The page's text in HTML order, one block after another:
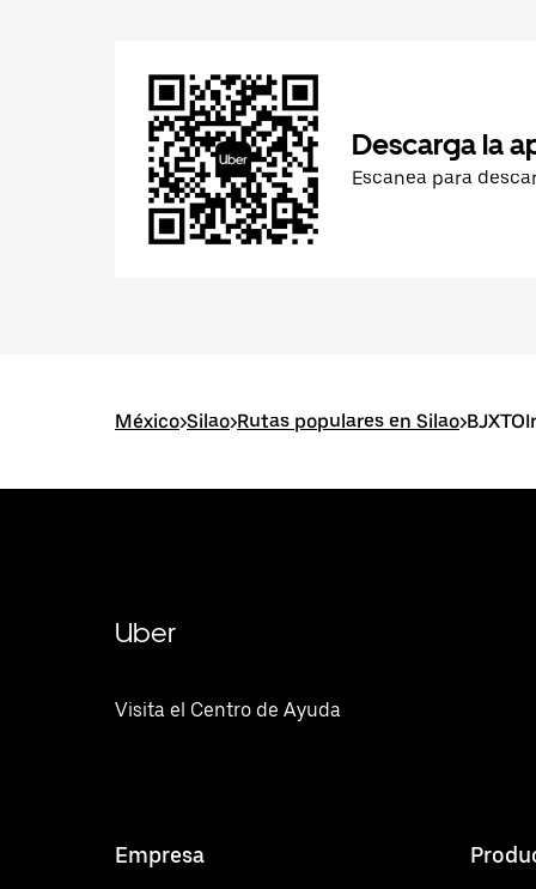
Descarga la
Escanea para
México>Silao>Rutas populares en Silao>
Uber
Visita el Centro de Ayuda
Empresa